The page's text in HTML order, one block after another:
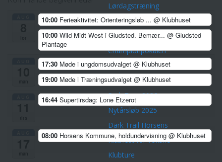
Lørdagstræning
Teknisk træning
Øvrige aktiviteter
Championpokalen
Divisionsturneringen
Klubmesterskaber
Park Tour 2026
Nytårsløb 2025
Dark Trail Horsens
Klubfest for voksne
Klubture
10:00 Ferieaktivitet: Orienteringsløb ... @ Klubhuset
10:00 Wild Midt West i Gludsted. Bemær... @ Gludsted
Plantage
17:30 Møde i ungdomsudvalget @ Klubhuset
19:00 Møde i Træningsudvalget @ Klubhuset
16:44 Supertirsdag: Lone Etzerot
08:00 Horsens Kommune, holdundervisning @ Klubhuset